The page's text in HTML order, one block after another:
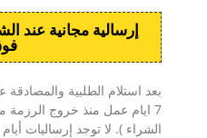
بعد استلام الطلبية
7 ايام عمل منذ خروج
الشراء ). لا توجد إرساليات